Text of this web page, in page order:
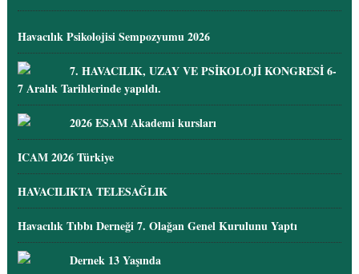
Havacılık Psikolojisi Sempozyumu 2026
7. HAVACILIK, UZAY VE PSİKOLOJİ KONGRESİ 6-
7 Aralık Tarihlerinde yapıldı.
2026 ESAM Akademi kursları
ICAM 2026 Türkiye
HAVACILIKTA TELESAĞLIK
Havacılık Tıbbı Derneği 7. Olağan Genel Kurulunu Yaptı
Dernek 13 Yaşında